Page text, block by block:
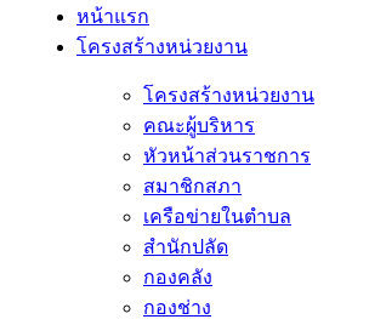
หน้าแรก
โครงสร้างหน่วยงาน
โครงสร้างหน่วยงาน
คณะผู้บริหาร
หัวหน้าส่วนราชการ
สมาชิกสภา
เครือข่ายในตำบล
สำนักปลัด
กองคลัง
กองช่าง